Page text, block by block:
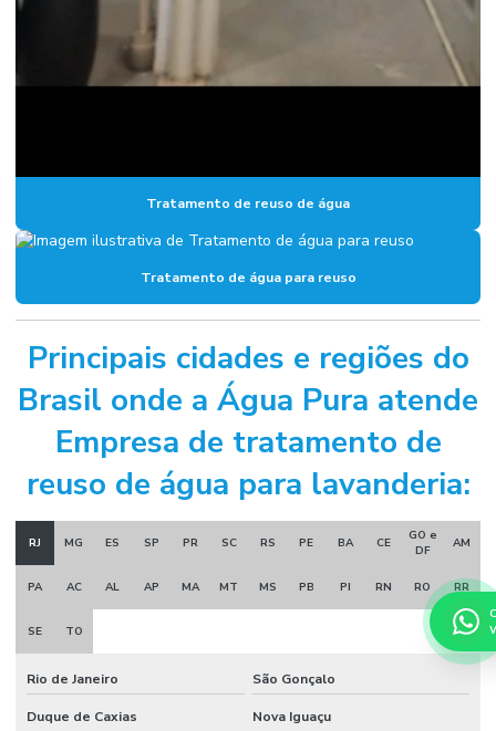
Tratamento de reuso de água
Tratamento de água para reuso
Principais cidades e regiões do
Brasil onde a Água Pura atende
Empresa de tratamento de
reuso de água para lavanderia:
RJ MG ES SP PR SC RS PE BA CE
GO e
DF
AM
PA AC AL AP MA MT MS PB PI RN RO RR
SE TO
Rio de Janeiro São Gonçalo
Duque de Caxias Nova Iguaçu